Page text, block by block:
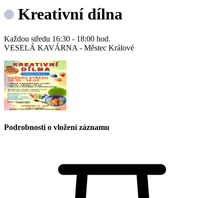
Kreativní dílna
Každou středu 16:30 - 18:00 hod.
VESELÁ KAVÁRNA - Městec Králové
Podrobnosti o vložení záznamu